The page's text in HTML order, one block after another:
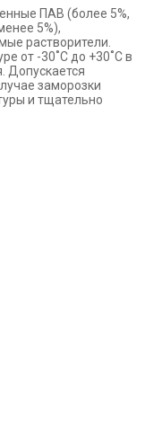
ПАВ (более 5%,
5%),
растворители.
от -30˚С до +30˚С в
Допускается
заморозки
и тщательно